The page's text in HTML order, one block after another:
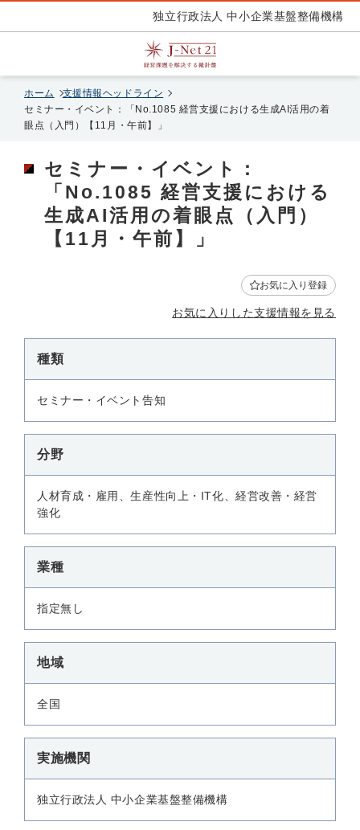
独立行政法人 中小企業基盤整備機構
ホーム
支援情報ヘッドライン
セミナー・イベント：「No.1085 経営支援における生成AI活用の着
眼点（入門）【11月・午前】」
セミナー・イベント：
「No.1085 経営支援における
生成AI活用の着眼点（入門）
【11月・午前】」
お気に入り登録
お気に入りした支援情報を見る
種類
セミナー・イベント告知
分野
人材育成・雇用、生産性向上・IT化、経営改善・経営
強化
業種
指定無し
地域
全国
実施機関
独立行政法人 中小企業基盤整備機構